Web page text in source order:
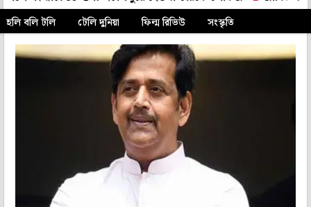
হলি বলি টলি টেলি দুনিয়া ফিল্ম রিভিউ সংস্কৃতি